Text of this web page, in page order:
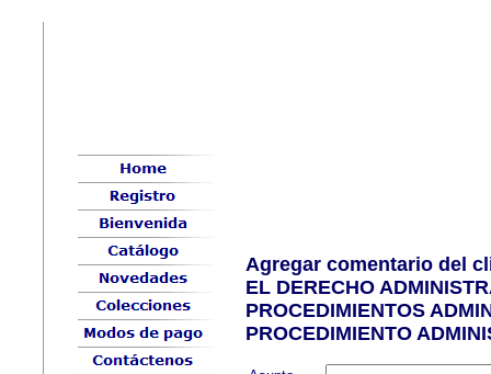
Agregar comentario del
EL DERECHO
PROCEDIMIENTOS
PROCEDIMIENTO